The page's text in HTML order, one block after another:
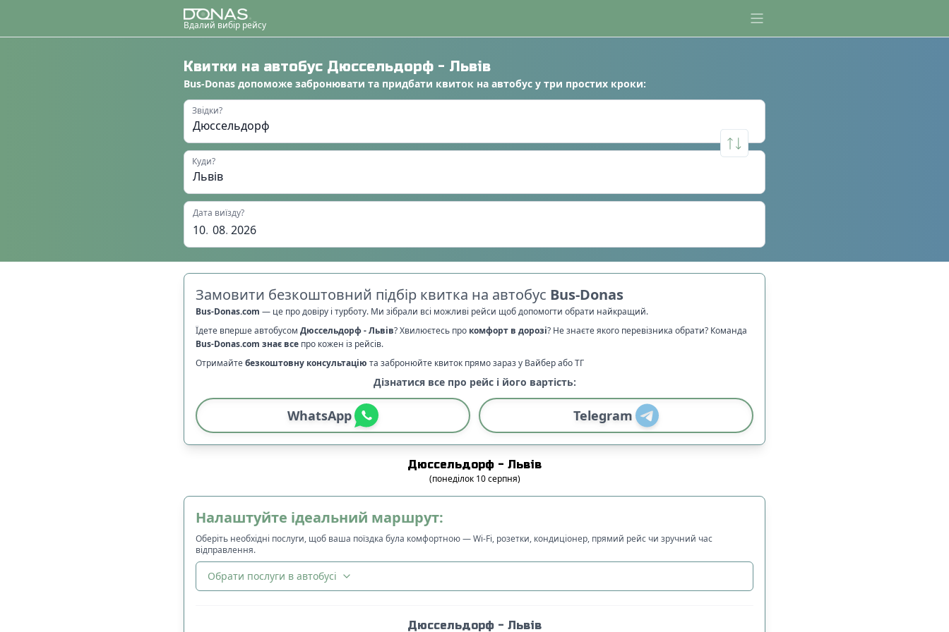
Вдалий вибір рейсу
Квитки на автобус Дюссельдорф - Львів
Bus-Donas допоможе забронювати та придбати квиток на автобус у три простих кроки:
Звідки?
Куди?
Дата виїзду?
10. 08. 2026
Замовити безкоштовний підбір квитка на автобус Bus-Donas
Bus-Donas.com — це про довіру і турботу. Ми зібрали всі можливі рейси щоб допомогти обрати найкращий.
Їдете вперше автобусом Дюссельдорф-Львів? Хвилюєтесь про комфорт в дорозі? Не знаєте якого перевізника обрати? Команда
Bus-Donas.com знає все про кожен із рейсів.
Отримайтебезкоштовну консультацію та забронюйте квиток прямо зараз у Вайбер або ТГ
Дізнатися все про рейс і його вартість:
WhatsApp Telegram
Дюссельдорф - Львів
(понеділок 10 серпня)
Налаштуйте ідеальний маршрут:
Оберіть необхідні послуги, щоб ваша поїздка була комфортною — Wi-Fi, розетки, кондиціонер, прямий рейс чи зручний час
відправлення.
Обрати послуги в автобусі
Дюссельдорф - Львів